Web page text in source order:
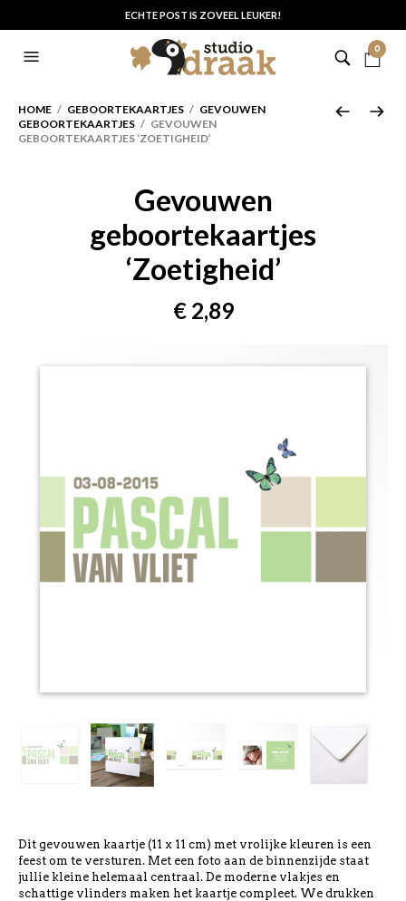
ECHTE POST IS ZOVEEL LEUKER!
0
HOME / GEBOORTEKAARTJES / GEVOUWEN
GEBOORTEKAARTJES / GEVOUWEN
GEBOORTEKAARTJES ‘ZOETIGHEID’
Gevouwen
geboortekaartjes
‘Zoetigheid’
€2,89
Dit gevouwen kaartje (11 x 11 cm) met vrolijke kleuren is een
feest om te versturen. Met een foto aan de binnenzijde staat
jullie kleine helemaal centraal. De moderne vlakjes en
schattige vlinders maken het kaartje compleet. We drukken